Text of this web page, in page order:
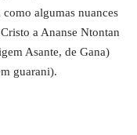
como algumas nuances
a Ananse Ntontan
Asante, de Gana)
guarani).